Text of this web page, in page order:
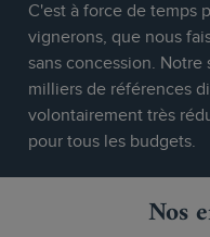
C'est à force de temps
vignerons, que nous
sans concession.
milliers de références
volontairement très
pour tous les budgets.
Nos